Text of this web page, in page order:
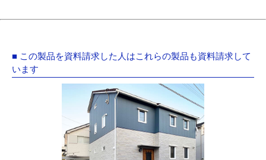
■ この製品を資料請求した人はこれらの製品も資料請求して
います